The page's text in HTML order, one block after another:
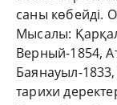
саны көбейді.
Мысалы:
Верный-1854,
Баянауыл-
тарихи